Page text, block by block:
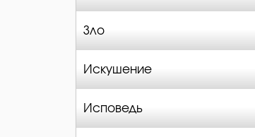
Зло
Искушение
Исповедь